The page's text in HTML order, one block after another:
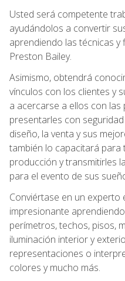
Usted será competente
ayudándolos a convertir
aprendiendo las técnicas y
Preston Bailey.
Asimismo, obtendrá
vínculos con los clientes y
a acercarse a ellos con
presentarles con
diseño, la venta y sus
también lo capacitará
producción y transmitirles
para el evento de sus
Conviértase en un experto
impresionante
perímetros, techos, pisos,
iluminación interior y
representaciones o
colores y mucho más.